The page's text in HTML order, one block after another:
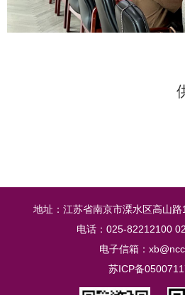
图
地址：江苏省南京市溧水区高山
电话：025-82212100
电子信箱：
苏ICP备